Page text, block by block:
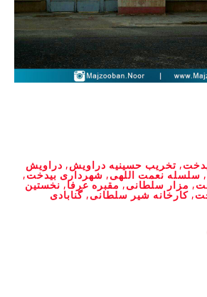
, تخریب حسینیه دراویش, دراویش
, سلسله نعمت اللهی, شهرداری بیدخت,
, مزار سلطانی,مقبره عرفا, نخستین
, کارخانه شیر سلطانی, گنابادی